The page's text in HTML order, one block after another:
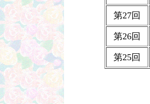
第27回
第26回
第25回